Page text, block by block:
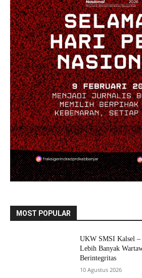
MOST POPULAR
UKW SMSI Kalsel
Lebih Banyak
Berintegritas
10 Agustus 2026